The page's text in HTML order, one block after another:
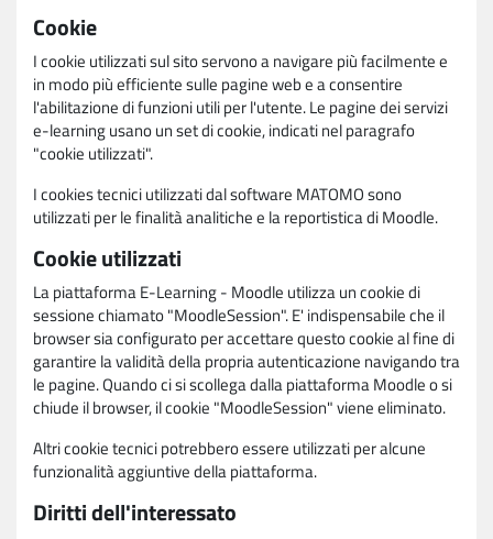
Cookie
I cookie utilizzati sul sito servono a navigare più facilmente e
in modo più efficiente sulle pagine web e a consentire
l'abilitazione di funzioni utili per l'utente. Le pagine dei servizi
e-learning usano un set di cookie, indicati nel paragrafo
"cookie utilizzati".
I cookies tecnici utilizzati dal software MATOMO sono
utilizzati per le finalità analitiche e la reportistica di Moodle.
Cookie utilizzati
La piattaforma E-Learning - Moodle utilizza un cookie di
sessione chiamato "MoodleSession". E' indispensabile che il
browser sia configurato per accettare questo cookie al fine di
garantire la validità della propria autenticazione navigando tra
le pagine. Quando ci si scollega dalla piattaforma Moodle o si
chiude il browser, il cookie "MoodleSession" viene eliminato.
Altri cookie tecnici potrebbero essere utilizzati per alcune
funzionalità aggiuntive della piattaforma.
Diritti dell'interessato